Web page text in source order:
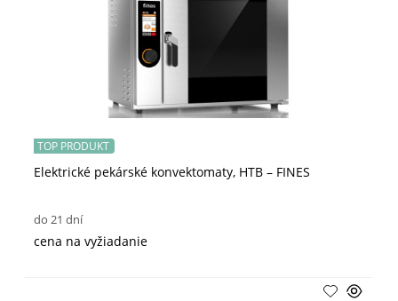
Elektrické pekárské konvektomaty, HTB – FINES
TOP PRODUKT
do 21 dní
cena na vyžiadanie